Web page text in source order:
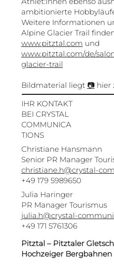
ambitionierte
Weitere Informationen
Alpine Glacier Trail
www.pitztal.com und
www.pitztal.com/de/
glacier-trail
Bildmaterial liegt 📷hier
IHR KONTAKT
BEI CRYSTAL
COMMUNICA
TIONS
Christiane Hansmann
Senior PR Manager
christiane.h@crystal-
+49 179 5989650
Julia Haringer
PR Manager Tourismus
julia.h@crystal-
+49 171 5761306
Pitztal – Pitztaler
Hochzeiger Bergbahnen